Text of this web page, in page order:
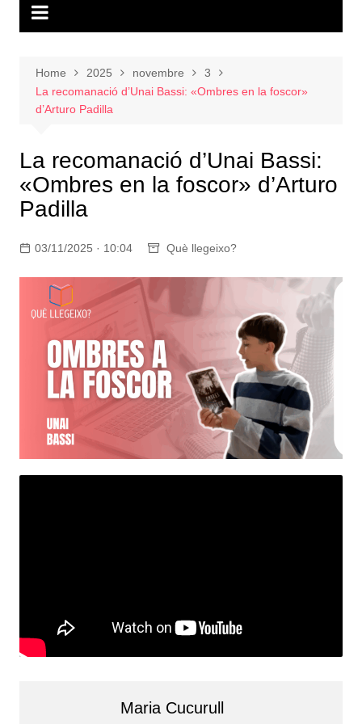
Home 2025 novembre
3
La recomanació d’Unai Bassi: «Ombres en la foscor»
d’Arturo Padilla
La recomanació d’Unai Bassi:
«Ombres en la foscor» d’Arturo
Padilla
03/11/2025 · 10:04 Què llegeixo?
Maria Cucurull